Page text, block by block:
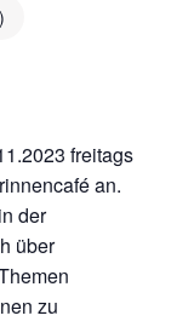
freitags
an.
der
über
zu